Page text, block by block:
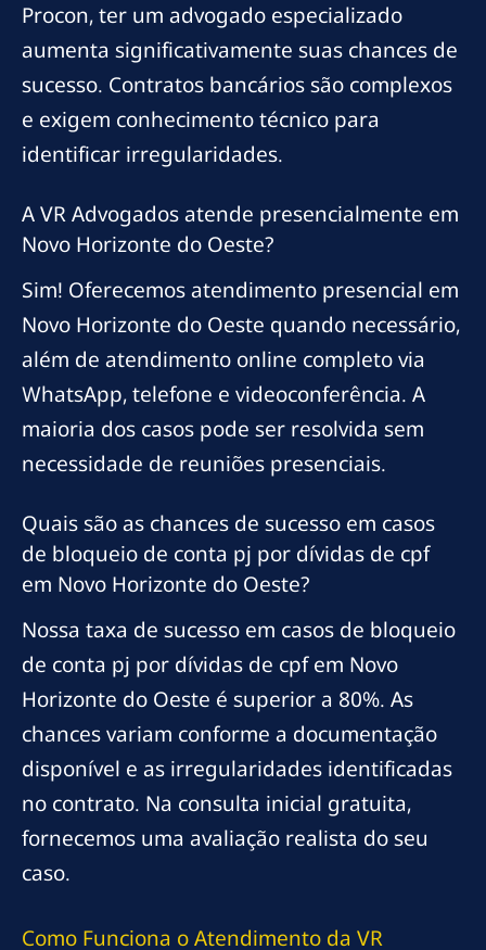
Procon, ter um advogado especializado
aumenta significativamente suas chances de
sucesso. Contratos bancários são complexos
e exigem conhecimento técnico para
identificar irregularidades.
A VR Advogados atende presencialmente em
Novo Horizonte do Oeste?
Sim! Oferecemos atendimento presencial em
Novo Horizonte do Oeste quando necessário,
além de atendimento online completo via
WhatsApp, telefone e videoconferência. A
maioria dos casos pode ser resolvida sem
necessidade de reuniões presenciais.
Quais são as chances de sucesso em casos
de bloqueio de conta pj por dívidas de cpf
em Novo Horizonte do Oeste?
Nossa taxa de sucesso em casos de bloqueio
de conta pj por dívidas de cpf em Novo
Horizonte do Oeste é superior a 80%. As
chances variam conforme a documentação
disponível e as irregularidades identificadas
no contrato. Na consulta inicial gratuita,
fornecemos uma avaliação realista do seu
caso.
Como Funciona o Atendimento da VR